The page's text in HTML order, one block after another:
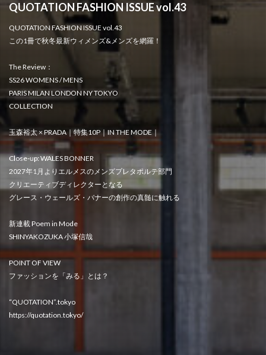
QUOTATION FASHION ISSUE vol.43
QUOTATION FASHION ISSUE vol.43
この1冊で秋冬最新ウィメンズ&メンズを網羅！
The Review：
SS26 WOMENS / MENS
PARIS MILAN LONDON NY TOKYO
COLLECTION
玉森裕太 × PRADA｜特集10P｜IN THE MODE｜
Close-up: WALES BONNER
2027年1月よりエルメスのメンズプレタポルテ部門
クリエーティブディレクターとなる
グレース・ウェールズ・バナーの創作の真髄に触れる
新連載 Poem in Mode
SHINYAKOZUKA 小塚信哉
POINT OF VIEW
ファッションを「みる」とは？
“QUOTATION”.tokyo
https://quotation.tokyo/